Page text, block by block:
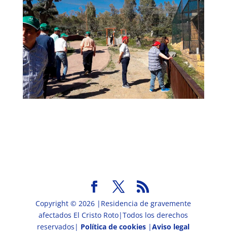
Copyright © 2026 |Residencia de gravemente
afectados El Cristo Roto|Todos los derechos
reservados| Política de cookies |Aviso legal